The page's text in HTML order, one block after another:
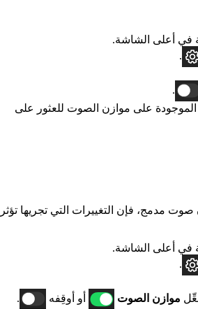
أعلى الشاشة.
.
.
الموجودة على موازن الصوت للعثور على
مدمج، فإن التغييرات التي تجريها تؤثر
أعلى الشاشة.
.
موازن الصوت أو أوقِفه
.